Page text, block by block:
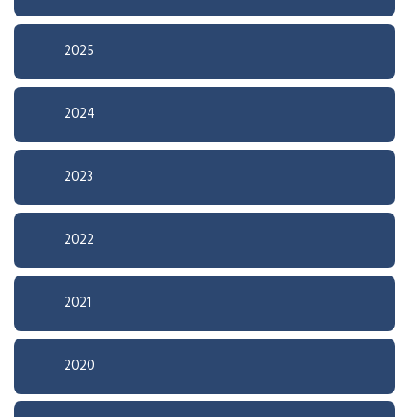
2025
2024
2023
2022
2021
2020